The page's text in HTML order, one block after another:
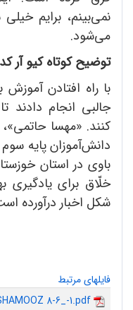
نمی‌بینم، برایم
می‌شود.
توضیح کوتاه کیو آر
با راه افتادن
جالبی انجام دادند
کنند. «مهسا
دانش‌آموزان پایه
باوی در استان
خلّاق برای یادگیری
شکل اخبار درآورده
فایلهای مرتبط
8-6_-1.pdf